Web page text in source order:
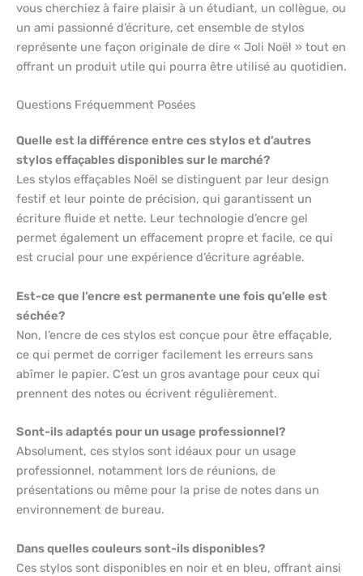
vous cherchiez à faire plaisir à un étudiant, un collègue, ou
un ami passionné d’écriture, cet ensemble de stylos
représente une façon originale de dire « Joli Noël » tout en
offrant un produit utile qui pourra être utilisé au quotidien.
Questions Fréquemment Posées
Quelle est la différence entre ces stylos et d’autres
stylos effaçables disponibles sur le marché?
Les stylos effaçables Noël se distinguent par leur design
festif et leur pointe de précision, qui garantissent un
écriture fluide et nette. Leur technologie d’encre gel
permet également un effacement propre et facile, ce qui
est crucial pour une expérience d’écriture agréable.
Est-ce que l’encre est permanente une fois qu’elle est
séchée?
Non, l’encre de ces stylos est conçue pour être effaçable,
ce qui permet de corriger facilement les erreurs sans
abîmer le papier. C’est un gros avantage pour ceux qui
prennent des notes ou écrivent régulièrement.
Sont-ils adaptés pour un usage professionnel?
Absolument, ces stylos sont idéaux pour un usage
professionnel, notamment lors de réunions, de
présentations ou même pour la prise de notes dans un
environnement de bureau.
Dans quelles couleurs sont-ils disponibles?
Ces stylos sont disponibles en noir et en bleu, offrant ainsi